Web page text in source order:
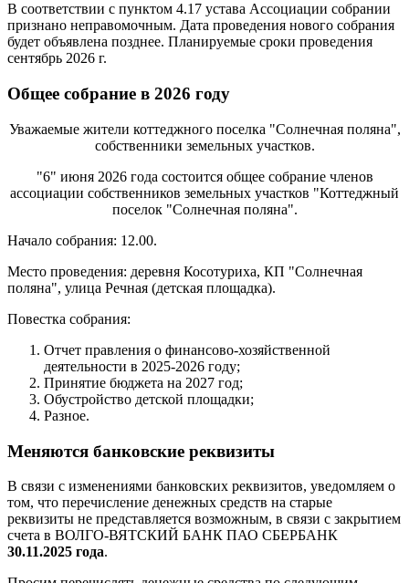
В соответствии с пунктом 4.17 устава Ассоциации собрании
признано неправомочным. Дата проведения нового собрания
будет объявлена позднее. Планируемые сроки проведения
сентябрь 2026 г.
Общее собрание в 2026 году
Уважаемые жители коттеджного поселка "Солнечная поляна",
собственники земельных участков.
"6" июня 2026 года состоится общее собрание членов
ассоциации собственников земельных участков "Коттеджный
поселок "Солнечная поляна".
Начало собрания: 12.00.
Место проведения: деревня Косотуриха, КП "Солнечная
поляна", улица Речная (детская площадка).
Повестка собрания:
Отчет правления о финансово-хозяйственной
деятельности в 2025-2026 году;
Принятие бюджета на 2027 год;
Обустройство детской площадки;
Разное.
Меняются банковские реквизиты
В связи с изменениями банковских реквизитов, уведомляем о
том, что перечисление денежных средств на старые
реквизиты не представляется возможным, в связи с закрытием
счета в ВОЛГО-ВЯТСКИЙ БАНК ПАО СБЕРБАНК
30.11.2025 года.